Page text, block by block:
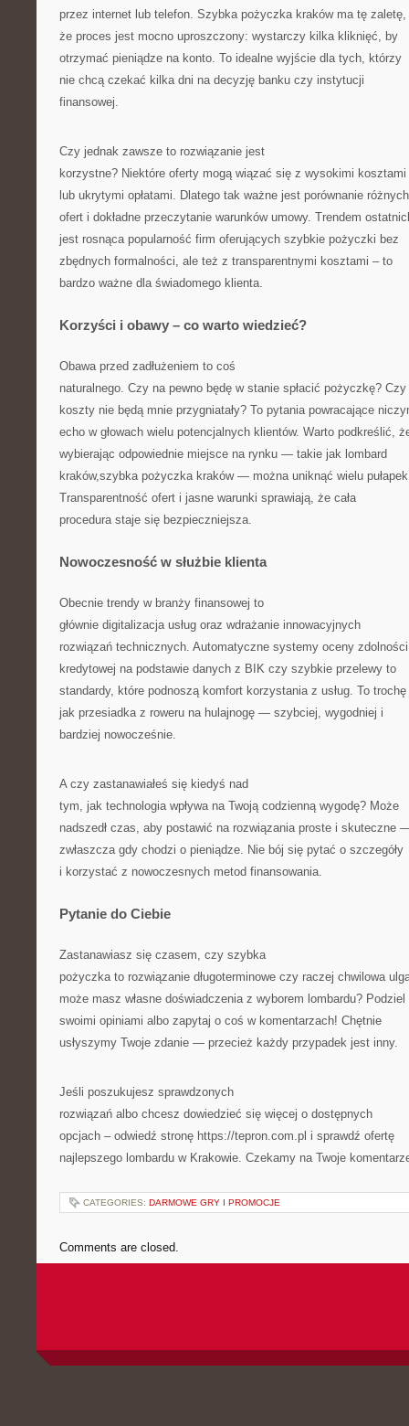
przez internet lub telefon. Szybka pożyczka kraków ma tę zaletę,
że proces jest mocno uproszczony: wystarczy kilka kliknięć, by
otrzymać pieniądze na konto. To idealne wyjście dla tych, którzy
nie chcą czekać kilka dni na decyzję banku czy instytucji
finansowej.
Czy jednak zawsze to rozwiązanie jest
korzystne? Niektóre oferty mogą wiązać się z wysokimi kosztami
lub ukrytymi opłatami. Dlatego tak ważne jest porównanie różnych
ofert i dokładne przeczytanie warunków umowy. Trendem
jest rosnąca popularność firm oferujących szybkie pożyczki bez
zbędnych formalności, ale też z transparentnymi kosztami – to
bardzo ważne dla świadomego klienta.
Korzyści i obawy – co warto wiedzieć?
Obawa przed zadłużeniem to coś
naturalnego. Czy na pewno będę w stanie spłacić pożyczkę? Czy
koszty nie będą mnie przygniatały? To pytania powracające
echo w głowach wielu potencjalnych klientów. Warto podkreślić,
wybierając odpowiednie miejsce na rynku — takie jak lombard
kraków,szybka pożyczka kraków — można uniknąć wielu
Transparentność ofert i jasne warunki sprawiają, że cała
procedura staje się bezpieczniejsza.
Nowoczesność w służbie klienta
Obecnie trendy w branży finansowej to
głównie digitalizacja usług oraz wdrażanie innowacyjnych
rozwiązań technicznych. Automatyczne systemy oceny zdolności
kredytowej na podstawie danych z BIK czy szybkie przelewy to
standardy, które podnoszą komfort korzystania z usług. To trochę
jak przesiadka z roweru na hulajnogę — szybciej, wygodniej i
bardziej nowocześnie.
A czy zastanawiałeś się kiedyś nad
tym, jak technologia wpływa na Twoją codzienną wygodę? Może
nadszedł czas, aby postawić na rozwiązania proste i skuteczne
zwłaszcza gdy chodzi o pieniądze. Nie bój się pytać o szczegóły
i korzystać z nowoczesnych metod finansowania.
Pytanie do Ciebie
Zastanawiasz się czasem, czy szybka
pożyczka to rozwiązanie długoterminowe czy raczej chwilowa
może masz własne doświadczenia z wyborem lombardu? Podziel
swoimi opiniami albo zapytaj o coś w komentarzach! Chętnie
usłyszymy Twoje zdanie — przecież każdy przypadek jest inny.
Jeśli poszukujesz sprawdzonych
rozwiązań albo chcesz dowiedzieć się więcej o dostępnych
opcjach – odwiedź stronę https://tepron.com.pl i sprawdź ofertę
najlepszego lombardu w Krakowie. Czekamy na Twoje
CATEGORIES: DARMOWE GRY I PROMOCJE
Comments are closed.